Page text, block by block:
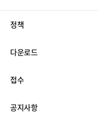
정책
다운로드
접수
공지사항